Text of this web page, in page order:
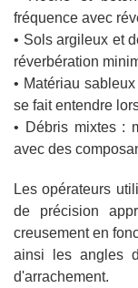
fréquence avec
• Sols argileux et
réverbération
• Matériau
se fait entendre
• Débris mixtes :
avec des
Les opérateurs
de précision
creusement en
ainsi les angles
d'arrachement.